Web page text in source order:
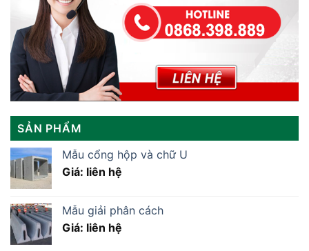
SẢN PHẨM
Mẫu cổng hộp và chữ U
Giá: liên hệ
Mẫu giải phân cách
Giá: liên hệ